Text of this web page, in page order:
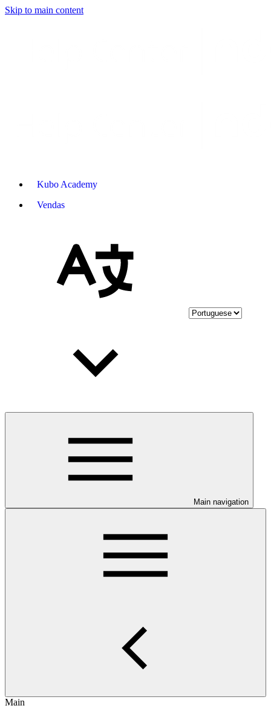
Skip to main content
Kubo Academy
Vendas
Main navigation
Main